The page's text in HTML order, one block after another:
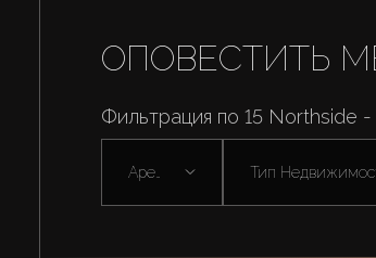
ОПОВЕСТИТЬ
Фильтрация по 15 Northside -
Аренда Тип Недвижимост